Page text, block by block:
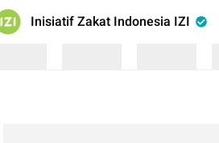
Inisiatif Zakat Indonesia IZI